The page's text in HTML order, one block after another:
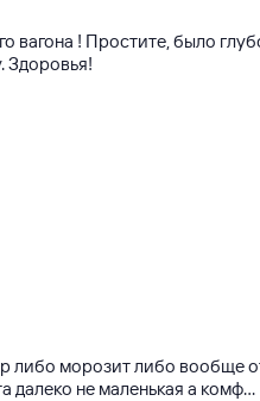
вагона ! Простите, было
Здоровья!
либо морозит либо вообще
далеко не маленькая а комф...